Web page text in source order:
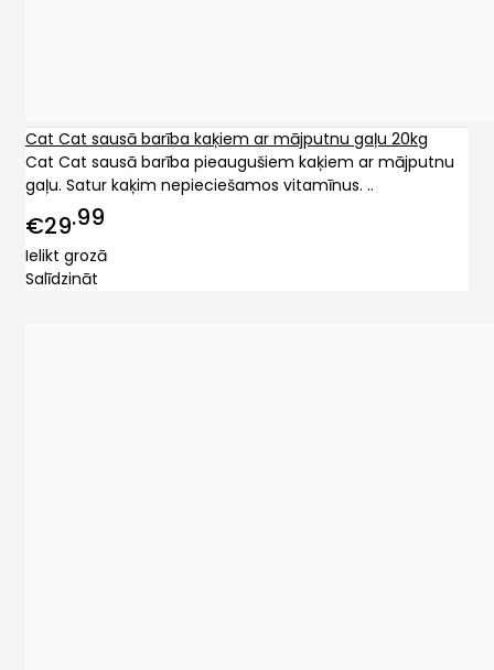
Cat Cat sausā barība kaķiem ar mājputnu gaļu 20kg
Cat Cat sausā barība pieaugušiem kaķiem ar mājputnu
gaļu. Satur kaķim nepieciešamos vitamīnus. ..
€29 99
Ielikt grozā
Salīdzināt